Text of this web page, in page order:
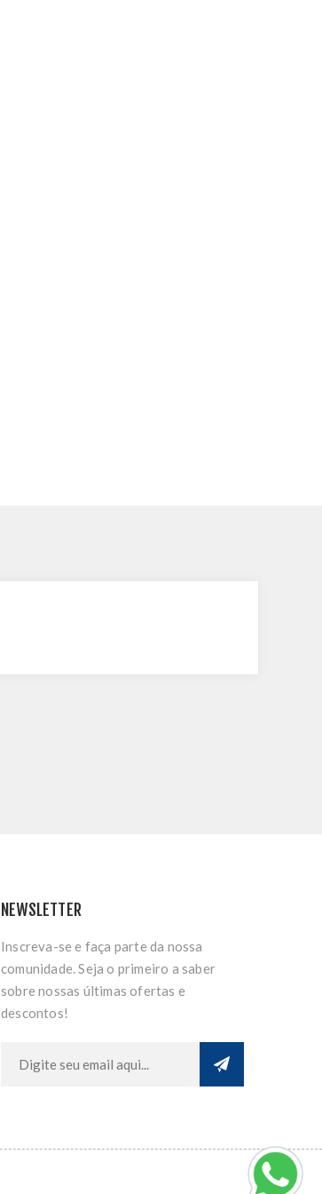
NEWSLETTER
Inscreva-se e faça parte da nossa
comunidade. Seja o primeiro a saber
sobre nossas últimas ofertas e
descontos!